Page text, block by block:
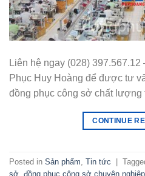
Liên hệ ngay (028)
Phục Huy Hoàng để được tư
đồng phục công sở chất lượng
CONTINUE
Posted in Sản phẩm Tin tức
sở đồng phục công sở chuyên nghiệp